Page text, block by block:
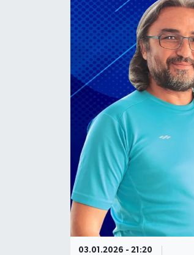
03.01.2026 - 21:20
Kültür & Sanat
Sağlık & Yaşam